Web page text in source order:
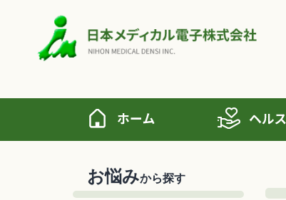
お悩みから探す